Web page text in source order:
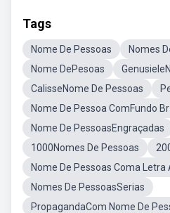
Tags
Nome De Pessoas
Nomes
Nome DePesoas
CalisseNome De Pessoas
Nome De Pessoa ComFundo
Nome De PessoasEngraçadas
1000Nomes De Pessoas
Nome De Pessoas Coma Letra
Nomes De PessoasSerias
PropagandaCom Nome De